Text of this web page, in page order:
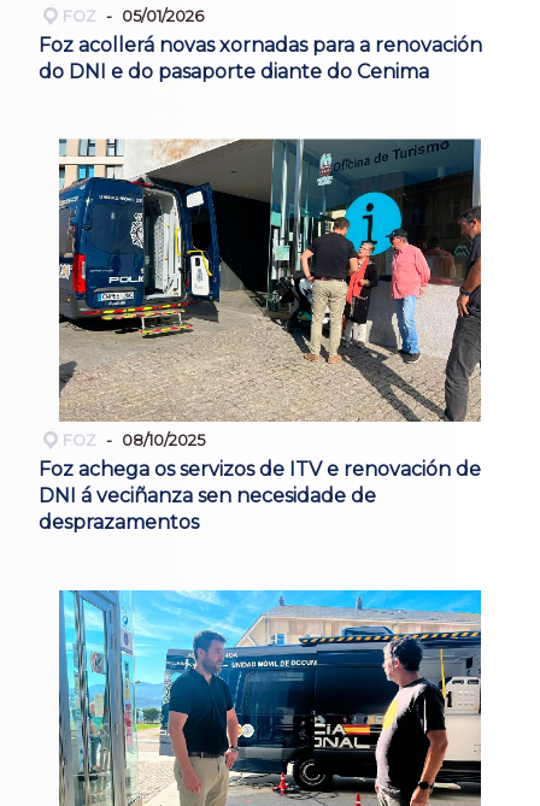
FOZ 05/01/2026
Foz acollerá novas xornadas para a renovación
do DNI e do pasaporte diante do Cenima
FOZ 08/10/2025
Foz achega os servizos de ITV e renovación de
DNI á veciñanza sen necesidade de
desprazamentos